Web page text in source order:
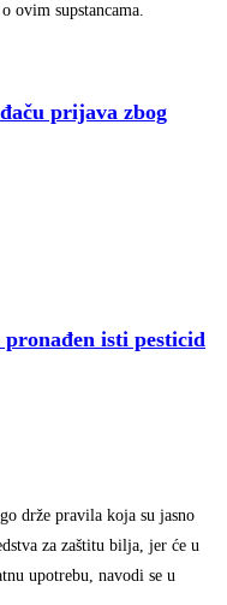
ovim supstancama.
prijava zbog
isti pesticid
drže pravila koja su jasno
za zaštitu bilja, jer će u
upotrebu, navodi se u